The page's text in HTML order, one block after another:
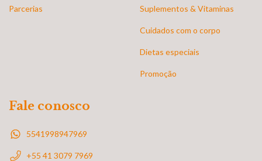
Parcerias Suplementos & Vitaminas
Cuidados com o corpo
Dietas especiais
Promoção
Fale conosco
5541998947969
+55 41 3079 7969